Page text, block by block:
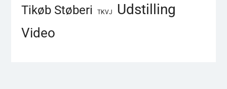
Tikøb Støberi TKVJ Udstilling
Video